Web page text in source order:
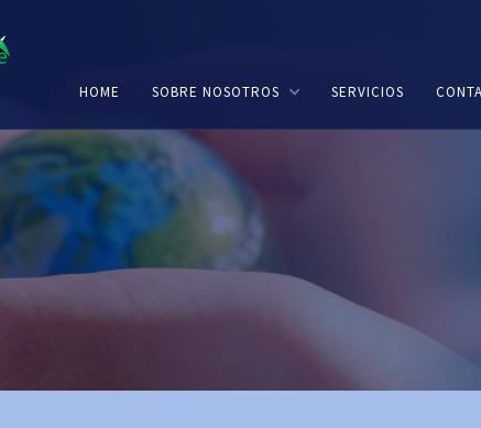
HOME SOBRE NOSOTROS SERVICIOS